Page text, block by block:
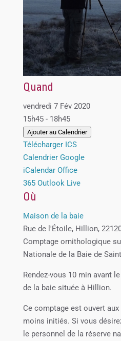
Quand
vendredi 7 Fév 2020
15h45 - 18h45
Ajouter au Calendrier
Télécharger ICS
Calendrier Google
iCalendar Office
365 Outlook Live
Où
Maison de la baie
Rue de l'Étoile, Hillion,
Comptage ornithologique
Nationale de la Baie de
Rendez-vous 10 min avant
de la baie située à Hillion.
Ce comptage est ouvert
moins initiés. Si vous
le personnel de la réserve